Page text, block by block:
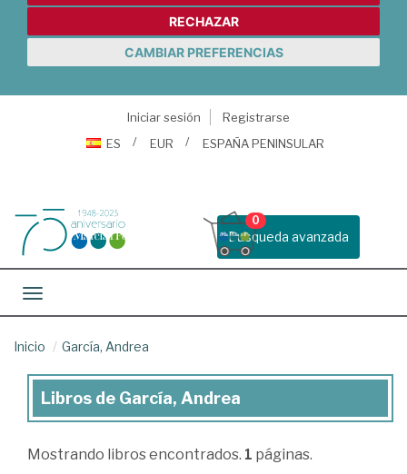
RECHAZAR
CAMBIAR PREFERENCIAS
Iniciar sesión
Registrarse
ES
EUR ESPAÑA PENINSULAR
Busqueda avanzada
0
Toggle navigation
Inicio García, Andrea
Libros
García,
Libros de García, Andrea
Mostrando libros encontrados. 1 páginas.